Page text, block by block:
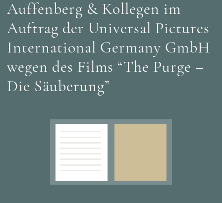
Auffenberg & Kollegen im
Auftrag der Universal Pictures
International Germany GmbH
wegen des Films “The Purge –
Die Säuberung”